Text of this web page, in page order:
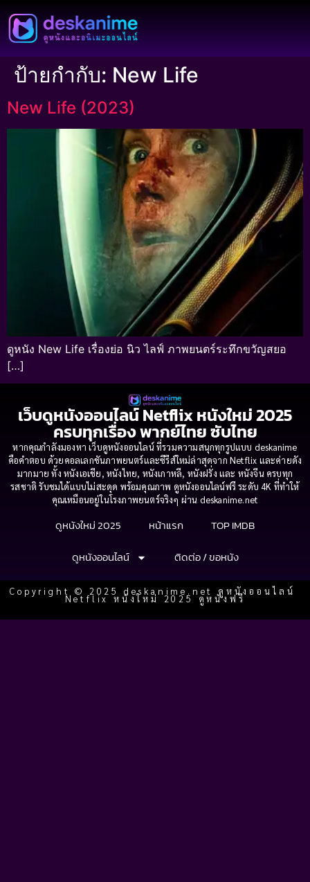
ป้ายกำกับ: New Life
New Life (2023)
ดูหนัง New Life เรื่องย่อ นิว ไลฟ์ ภาพยนตร์ระทึกขวัญสยอ
[…]
เว็บดูหนังออนไลน์ Netflix หนังใหม่ 2025
ครบทุกเรื่อง พากย์ไทย ซับไทย
หากคุณกำลังมองหา เว็บดูหนังออนไลน์ ที่รวมความสนุกทุกรูปแบบ deskanime
คือคำตอบ ด้วยคอลเลกชันภาพยนตร์และซีรีส์ใหม่ล่าสุดจาก Netflix และค่ายดัง
มากมาย ทั้ง หนังเอเชีย, หนังไทย, หนังเกาหลี, หนังฝรั่ง และ หนังจีน ครบทุก
รสชาติ รับชมได้แบบไม่สะดุด พร้อมคุณภาพ ดูหนังออนไลน์ฟรี ระดับ 4K ที่ทำให้
คุณเหมือนอยู่ในโรงภาพยนตร์จริงๆ ผ่าน deskanime.net
ดูหนังใหม่ 2025 หน้าแรก
TOP IMDB
ดูหนังออนไลน์
ติดต่อ / ขอหนัง
Copyright © 2025 deskanime.net ดูหนังออนไลน์
Netflix หนังใหม่ 2025 ดูหนังฟรี